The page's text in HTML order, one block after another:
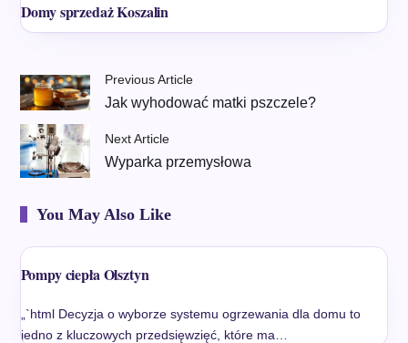
Domy sprzedaż Koszalin
Previous Article
Jak wyhodować matki pszczele?
Next Article
Wyparka przemysłowa
You May Also Like
Pompy ciepła Olsztyn
„`html Decyzja o wyborze systemu ogrzewania dla domu to
jedno z kluczowych przedsięwzięć, które ma…